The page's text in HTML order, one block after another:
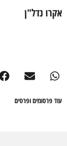
אקרו נדל"ן
עוד פרסומים ופרסים